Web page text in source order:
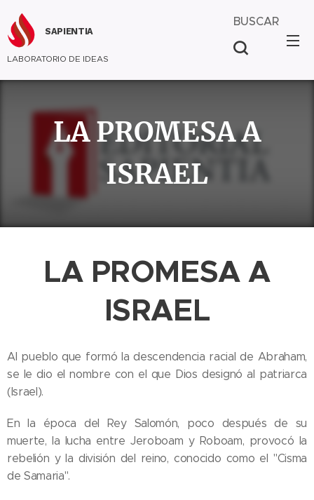
SAPIENTIA
LABORATORIO DE IDEAS
BUSCAR
LA PROMESA A
ISRAEL
LA PROMESA A
ISRAEL
Al pueblo que formó la descendencia racial de Abraham,
se le dio el nombre con el que Dios designó al patriarca
(Israel).
En la época del Rey Salomón, poco después de su
muerte, la lucha entre Jeroboam y Roboam, provocó la
rebelión y la división del reino, conocido como el "Cisma
de Samaria".